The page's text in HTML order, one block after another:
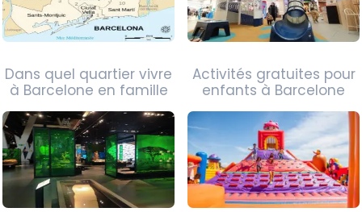
Dans quel quartier vivre
à Barcelone en famille
Activités gratuites pour
enfants à Barcelone